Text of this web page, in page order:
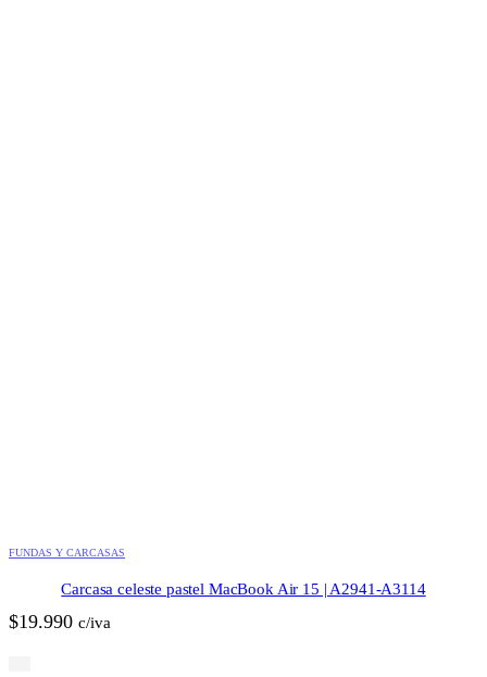
FUNDAS Y CARCASAS
Carcasa celeste pastel MacBook Air 15 | A2941-A3114
$19.990 c/iva